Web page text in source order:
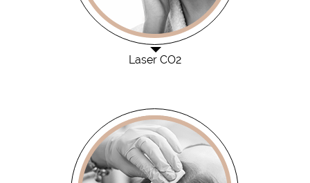
Laser CO2